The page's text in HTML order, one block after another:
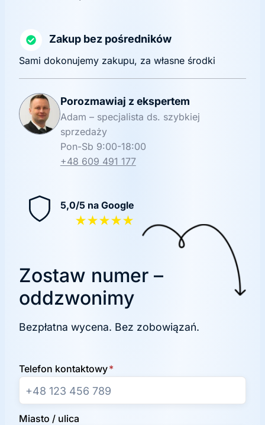
Zakup bez pośredników
Sami dokonujemy zakupu, za własne środki
Porozmawiaj z ekspertem
Adam – specjalista ds. szybkiej
sprzedaży
Pon-Sb 9:00-18:00
+48 609 491 177
5,0/5 na Google
★★★★★
Zostaw numer –
oddzwonimy
Bezpłatna wycena. Bez zobowiązań.
Telefon kontaktowy*
Miasto / ulica